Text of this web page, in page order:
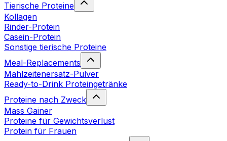
Tierische Proteine
Kollagen
Rinder-Protein
Casein-Protein
Sonstige tierische Proteine
Meal-Replacements
Mahlzeitenersatz-Pulver
Ready-to-Drink Proteingetränke
Proteine nach Zweck
Mass Gainer
Proteine für Gewichtsverlust
Protein für Frauen